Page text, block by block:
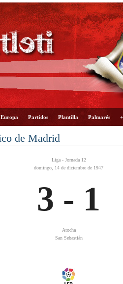
Europa Partidos Plantilla Palmarés
de Madrid
Liga - Jornada 12
domingo, 14 de diciembre de 1947
3 - 1
Atocha
San Sebastián